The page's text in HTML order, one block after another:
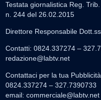
Testata giornalistica Reg.
n. 244 del 26.02.2015
Direttore Responsabile
Contatti: 0824.337274 –
redazione@labtv.net
Contattaci per la tua
0824.337274 – 327.7390733
email: commerciale@labtv.net